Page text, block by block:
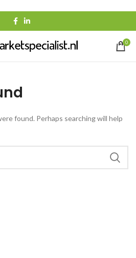
0
found. Perhaps searching will help